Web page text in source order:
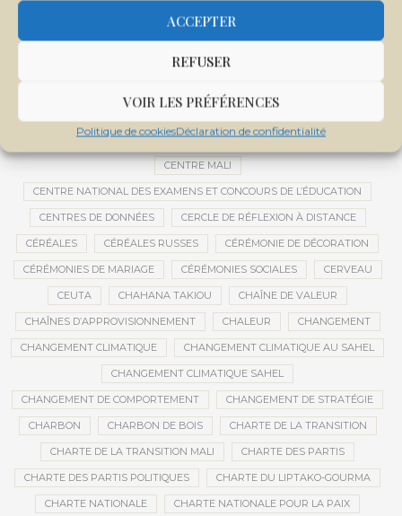
ACCEPTER
REFUSER
VOIR LES PRÉFÉRENCES
Politique de cookiesDéclaration de confidentialité
CENTRALE SOLAIRE DE SANANKOROBA
CENTRE INTERNATIONAL DE CONFÉRENCES DE BAMAKO
CENTRE MALI
CENTRE NATIONAL DES EXAMENS ET CONCOURS DE L’ÉDUCATION
CENTRES DE DONNÉES CERCLE DE RÉFLEXION À DISTANCE
CÉRÉALES CÉRÉALES RUSSES CÉRÉMONIE DE DÉCORATION
CÉRÉMONIES DE MARIAGE CÉRÉMONIES SOCIALES CERVEAU
CEUTA CHAHANA TAKIOU CHAÎNE DE VALEUR
CHAÎNES D’APPROVISIONNEMENT CHALEUR CHANGEMENT
CHANGEMENT CLIMATIQUE CHANGEMENT CLIMATIQUE AU SAHEL
CHANGEMENT CLIMATIQUE SAHEL
CHANGEMENT DE COMPORTEMENT CHANGEMENT DE STRATÉGIE
CHARBON CHARBON DE BOIS CHARTE DE LA TRANSITION
CHARTE DE LA TRANSITION MALI CHARTE DES PARTIS
CHARTE DES PARTIS POLITIQUES CHARTE DU LIPTAKO-GOURMA
CHARTE NATIONALE CHARTE NATIONALE POUR LA PAIX